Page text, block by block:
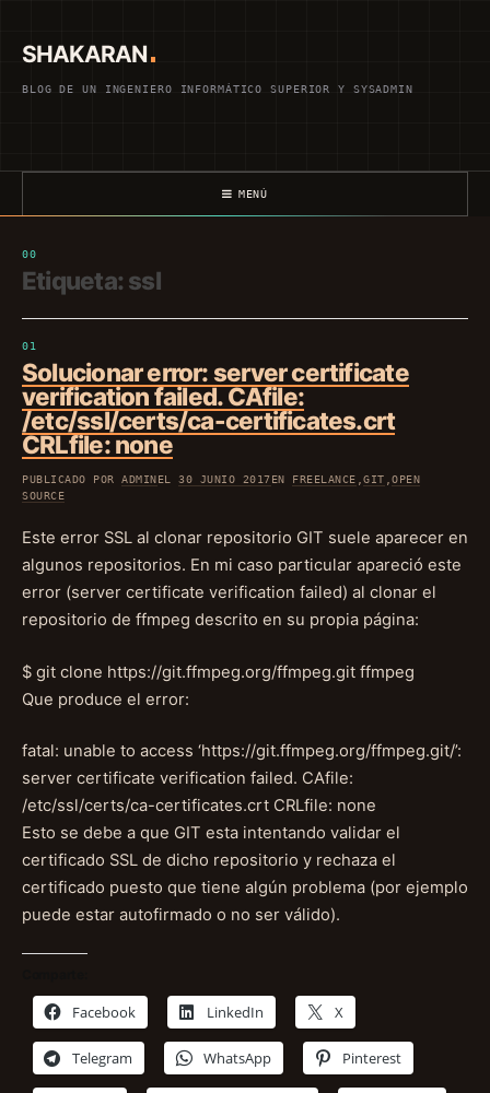
contenido
SHAKARAN
BLOG DE UN INGENIERO INFORMÁTICO SUPERIOR Y SYSADMIN
MENÚ
Etiqueta: ssl
Solucionar error: server certificate
verification failed. CAfile:
/etc/ssl/certs/ca-certificates.crt
CRLfile: none
PUBLICADO PORADMINEL30 JUNIO 2017EN FREELANCE ,GIT ,OPEN
SOURCE
Este error SSL al clonar repositorio GIT suele aparecer en
algunos repositorios. En mi caso particular apareció este
error (server certificate verification failed) al clonar el
repositorio de ffmpeg descrito en su propia página:
$ git clone https://git.ffmpeg.org/ffmpeg.git ffmpeg
Que produce el error:
fatal: unable to access ‘https://git.ffmpeg.org/ffmpeg.git/’:
server certificate verification failed. CAfile:
/etc/ssl/certs/ca-certificates.crt CRLfile: none
Esto se debe a que GIT esta intentando validar el
certificado SSL de dicho repositorio y rechaza el
certificado puesto que tiene algún problema (por ejemplo
puede estar autofirmado o no ser válido).
Facebook LinkedIn X
Telegram WhatsApp Pinterest